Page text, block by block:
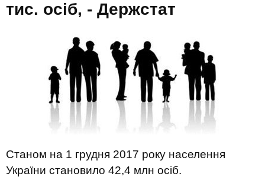
тис. осіб, - Держстат
Станом на 1 грудня 2017 року населення
України становило 42,4 млн осіб.